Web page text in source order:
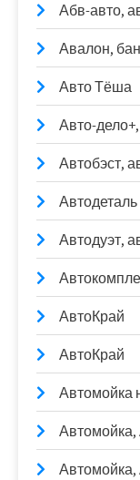
Абв-авто,
Авалон,
Авто Тёша
Авто-
Автобэст,
Автодеталь
Автодуэт,
АвтоКрай
АвтоКрай
Автомойка